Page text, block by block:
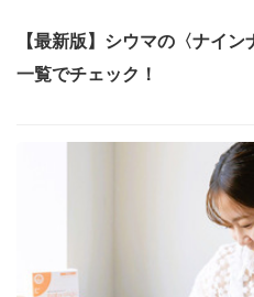
【最新版】シウマの〈ナイ
一覧でチェック！